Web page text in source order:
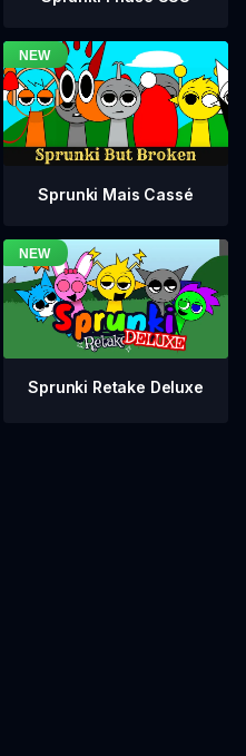
Sprunki Mais Cassé
Sprunki Retake Deluxe